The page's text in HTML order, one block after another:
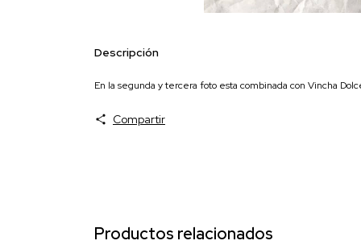
Descripción
En la segunda y tercera foto esta combinada con Vincha
Compartir
Productos relacionados